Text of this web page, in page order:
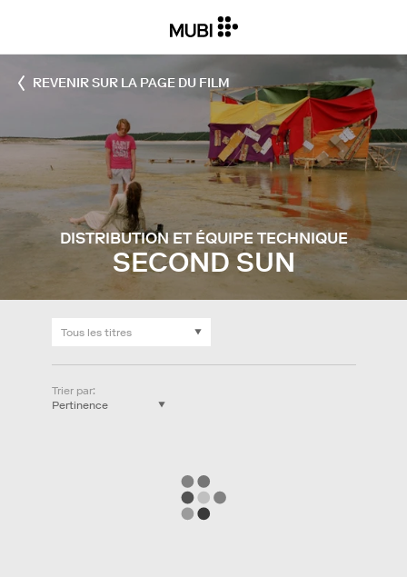
REVENIR SUR LA PAGE DU FILM
SECOND SUN
DISTRIBUTION ET ÉQUIPE TECHNIQUE
Trier par: